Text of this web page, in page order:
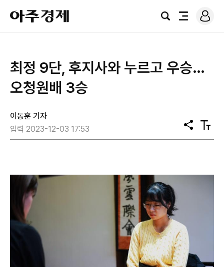
아
주
경
검
전
로
그
최정 9단, 후지사와 누르고 우승…
오청원배 3승
이동훈 기자
입력 2023-12-03 17:53
공
유
텍
스